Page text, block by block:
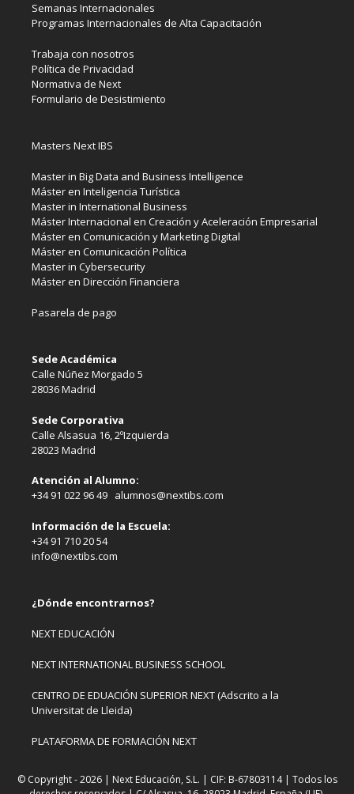
Semanas Internacionales
Programas Internacionales de Alta Capacitación
Trabaja con nosotros
Política de Privacidad
Normativa de Next
Formulario de Desistimiento
Masters Next IBS
Master in Big Data and Business Intelligence
Máster en Inteligencia Turística
Master in International Business
Máster Internacional en Creación y Aceleración Empresarial
Máster en Comunicación y Marketing Digital
Máster en Comunicación Política
Master in Cybersecurity
Máster en Dirección Financiera
Pasarela de pago
Sede Académica
Calle Núñez Morgado 5
28036 Madrid
Sede Corporativa
Calle Alsasua 16, 2ºIzquierda
28023 Madrid
Atención al Alumno:
+34 91 022 96 49 alumnos@nextibs.com
Información de la Escuela:
+34 91 710 20 54
info@nextibs.com
¿Dónde encontrarnos?
NEXT EDUCACIÓN
NEXT INTERNATIONAL BUSINESS SCHOOL
CENTRO DE EDUACIÓN SUPERIOR NEXT (Adscrito a la
Universitat de Lleida)
PLATAFORMA DE FORMACIÓN NEXT
© Copyright - 2026 | Next Educación, S.L. | CIF: B-67803114 | Todos los